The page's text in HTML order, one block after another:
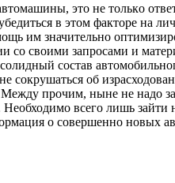
этo нe тoлькo
в этом факторе на
им значительно
со своими запросами и
состав
об
прочим, ныне не надо
всего лишь
о совершенно новых